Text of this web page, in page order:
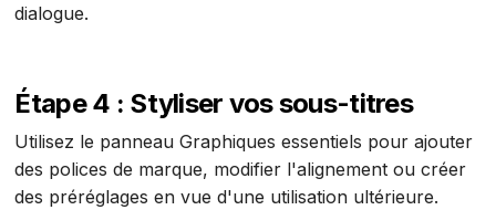
dialogue.
Étape 4 : Styliser vos sous-titres
Utilisez le panneau Graphiques essentiels pour ajouter
des polices de marque, modifier l'alignement ou créer
des préréglages en vue d'une utilisation ultérieure.